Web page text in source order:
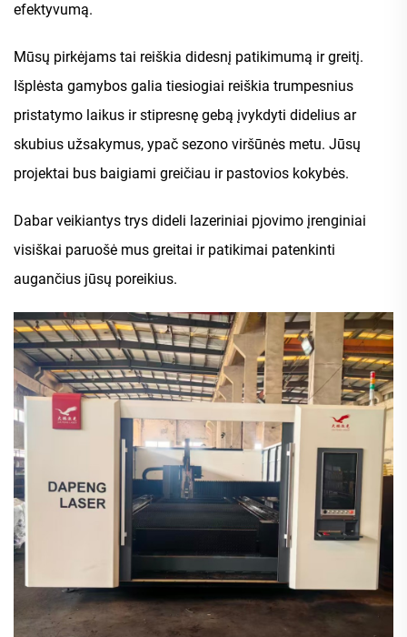
efektyvumą.
Mūsų pirkėjams tai reiškia didesnį patikimumą ir greitį.
Išplėsta gamybos galia tiesiogiai reiškia trumpesnius
pristatymo laikus ir stipresnę gebą įvykdyti didelius ar
skubius užsakymus, ypač sezono viršūnės metu. Jūsų
projektai bus baigiami greičiau ir pastovios kokybės.
Dabar veikiantys trys dideli lazeriniai pjovimo įrenginiai
visiškai paruošė mus greitai ir patikimai patenkinti
augančius jūsų poreikius.